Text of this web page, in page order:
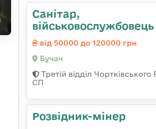
Санітар,
військовослужбовець
від 50000 до 120000 грн
Бучач
Третій відділ
СП
Розвідник-мінер